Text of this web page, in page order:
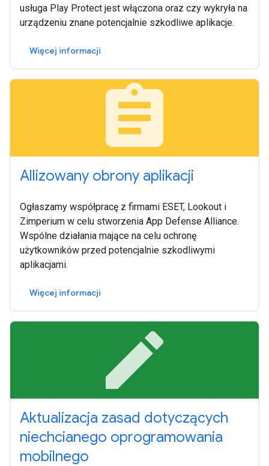
usługa Play Protect jest włączona oraz czy wykryła na
urządzeniu znane potencjalnie szkodliwe aplikacje.
Więcej informacji
assignment
Allizowany obrony aplikacji
Ogłaszamy współpracę z firmami ESET, Lookout i
Zimperium w celu stworzenia App Defense Alliance.
Wspólne działania mające na celu ochronę
użytkowników przed potencjalnie szkodliwymi
aplikacjami.
Więcej informacji
edit
Aktualizacja zasad dotyczących
niechcianego oprogramowania
mobilnego